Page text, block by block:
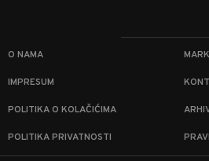
O NAMA
IMPRESUM
POLITIKA O KOLAČIĆIMA
POLITIKA PRIVATNOSTI